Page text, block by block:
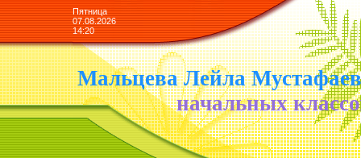
Пятница
07.08.2026
14:20
Мальцева Лейла
начальных